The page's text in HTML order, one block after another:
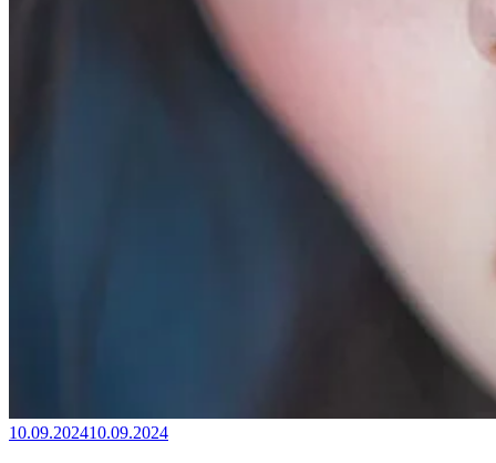
10.09.202410.09.2024